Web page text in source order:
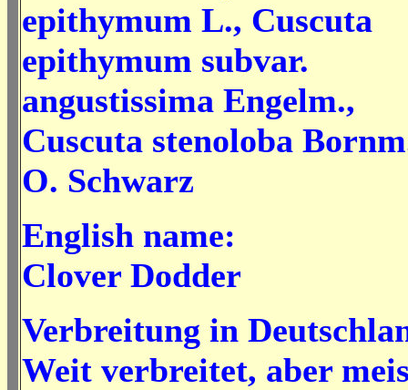
epithymum L., Cuscuta
epithymum subvar.
angustissima Engelm.,
Cuscuta stenoloba
O. Schwarz
English name:
Clover Dodder
Verbreitung in
Weit verbreitet, aber